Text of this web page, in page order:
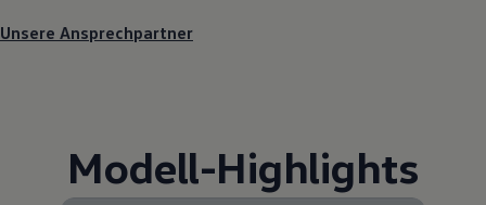
Unsere Ansprechpartner
Modell-Highlights